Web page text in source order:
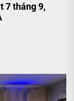
7 tháng 9,